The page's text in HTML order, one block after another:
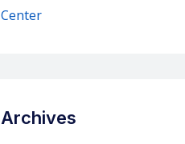
Center
Archives